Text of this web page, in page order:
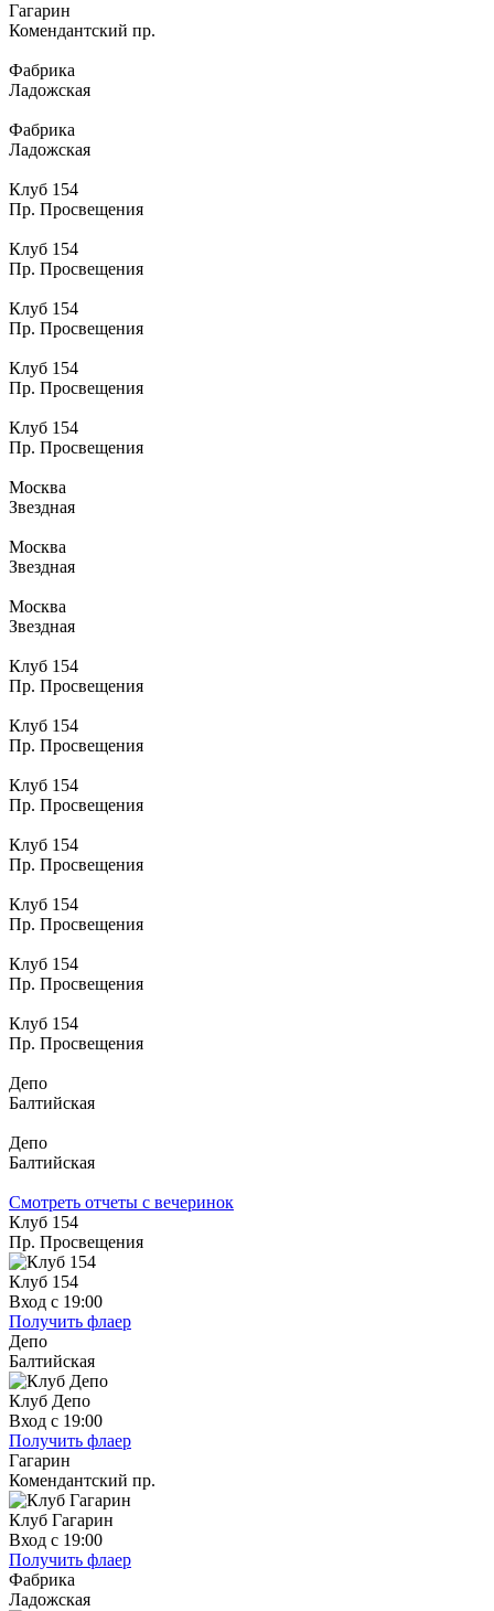
Гагарин
Комендантский пр.
Фабрика
Ладожская
Фабрика
Ладожская
Клуб 154
Пр. Просвещения
Клуб 154
Пр. Просвещения
Клуб 154
Пр. Просвещения
Клуб 154
Пр. Просвещения
Клуб 154
Пр. Просвещения
Москва
Звездная
Москва
Звездная
Москва
Звездная
Клуб 154
Пр. Просвещения
Клуб 154
Пр. Просвещения
Клуб 154
Пр. Просвещения
Клуб 154
Пр. Просвещения
Клуб 154
Пр. Просвещения
Клуб 154
Пр. Просвещения
Клуб 154
Пр. Просвещения
Депо
Балтийская
Депо
Балтийская
Смотреть отчеты с вечеринок
Клуб 154
Пр. Просвещения
Клуб 154
Вход с 19:00
Получить флаер
Депо
Балтийская
Клуб Депо
Вход с 19:00
Получить флаер
Гагарин
Комендантский пр.
Клуб Гагарин
Вход с 19:00
Получить флаер
Фабрика
Ладожская